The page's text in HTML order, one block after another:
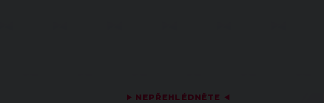
▶ NEPŘEHLÉDNĚTE ◀